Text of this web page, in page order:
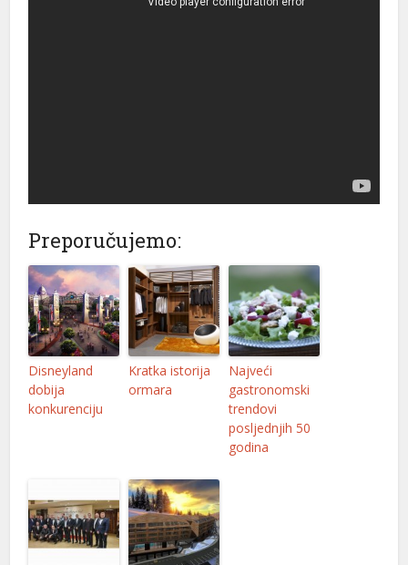
Preporučujemo:
Disneyland
dobija
konkurenciju
Kratka istorija
ormara
Najveći
gastronomski
trendovi
posljednjih 50
godina